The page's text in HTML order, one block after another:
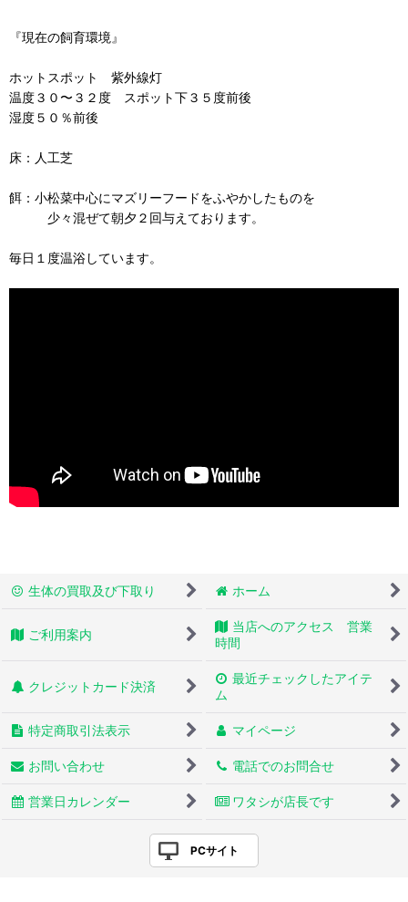
『現在の飼育環境』
ホットスポット 紫外線灯
温度３０〜３２度 スポット下３５度前後
湿度５０％前後
床：人工芝
餌：小松菜中心にマズリーフードをふやかしたものを
少々混ぜて朝夕２回与えております。
毎日１度温浴しています。
生体の買取及び下取り ホーム
ご利用案内
当店へのアクセス 営業
時間
クレジットカード決済
最近チェックしたアイテ
ム
特定商取引法表示 マイページ
お問い合わせ 電話でのお問合せ
営業日カレンダー ワタシが店長です
PCサイト